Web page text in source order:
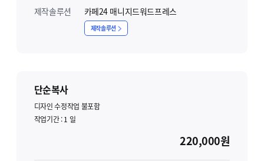
제작솔루션
카페24 매니지드워드프레스
제작솔루션
단순복사
디자인 수정작업 불포함
작업기간 :1 일
220,000원